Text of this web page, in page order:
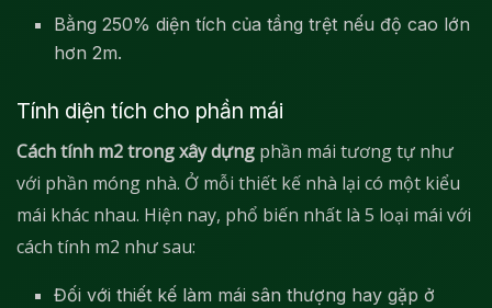
Bằng 250% diện tích của tầng trệt nếu độ cao lớn
hơn 2m.
Tính diện tích cho phần mái
Cách tính m2 trong xây dựng phần mái tương tự như
với phần móng nhà. Ở mỗi thiết kế nhà lại có một kiểu
mái khác nhau. Hiện nay, phổ biến nhất là 5 loại mái với
cách tính m2 như sau:
Đối với thiết kế làm mái sân thượng hay gặp ở